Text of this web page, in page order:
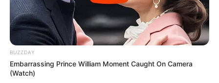
BUZZDAY
Embarrassing Prince William Moment Caught On Camera
(Watch)